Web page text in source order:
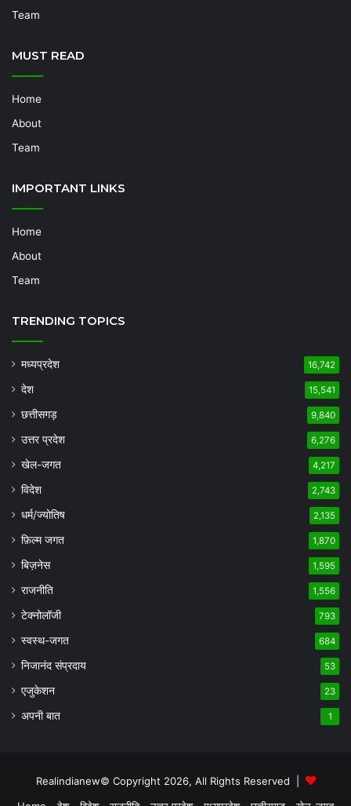
Team
MUST READ
Home
About
Team
IMPORTANT LINKS
Home
About
Team
TRENDING TOPICS
मध्यप्रदेश 16,742
देश 15,541
छत्तीसगड़ 9,840
उत्तर प्रदेश 6,276
खेल-जगत 4,217
विदेश 2,743
धर्म/ज्योतिष 2,135
फ़िल्म जगत 1,870
बिज़नेस 1,595
राजनीति 1,556
टेक्नोलॉजी 793
स्वस्थ-जगत 684
निजानंद संप्रदाय 53
एजुकेशन 23
अपनी बात 1
Realindianew© Copyright 2026, All Rights Reserved |